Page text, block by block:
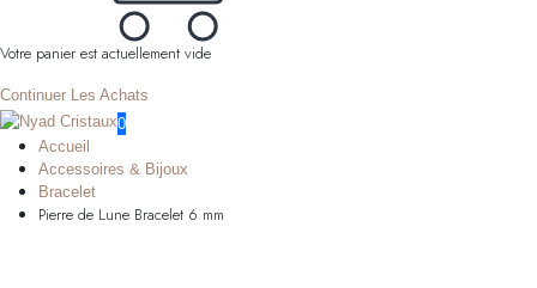
Votre panier est actuellement vide
Continuer Les Achats
0
Accueil
Accessoires & Bijoux
Bracelet
Pierre de Lune Bracelet 6 mm